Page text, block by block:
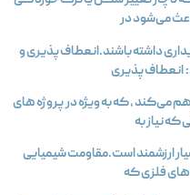
می‌شود در
داشته باشند.انعطاف‌پذیری و
، که به‌ ویژه در پروژه‌ های
نیاز به
ارزشمند است.مقاومت شیمیایی
فلزی که